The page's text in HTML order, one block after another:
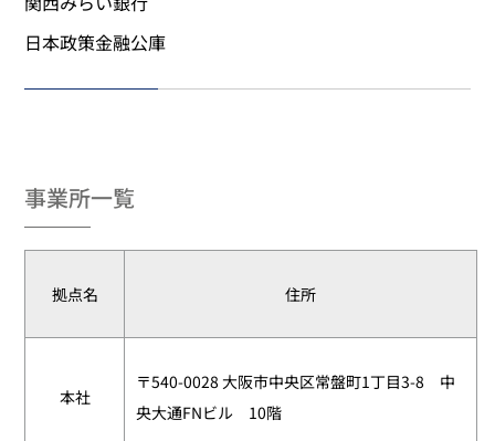
日本政策金融公庫
事業所一覧
拠点名 住所
本社
〒540-0028 大阪市中央区常盤町1丁目3-8 中
央大通FNビル 10階